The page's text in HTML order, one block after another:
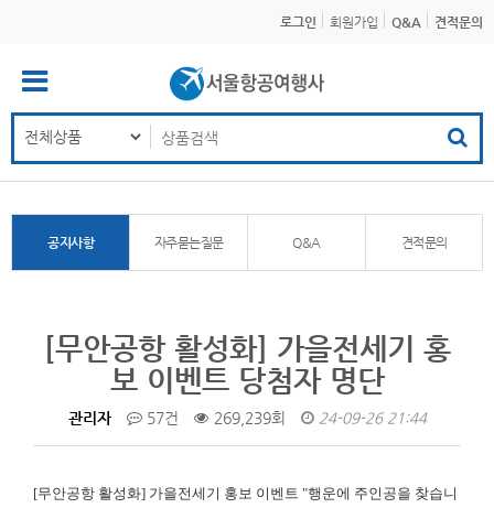
로그인 회원가입 Q&A 견적문의
공지사항 자주묻는질문 Q&A 견적문의
[무안공항 활성화] 가을전세기 홍
보 이벤트 당첨자 명단
관리자 57건 269,239회 24-09-26 21:44
[무안공항 활성화] 가을전세기 홍보 이벤트 "행운에 주인공을 찾습니